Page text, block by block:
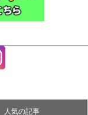
人気の記事